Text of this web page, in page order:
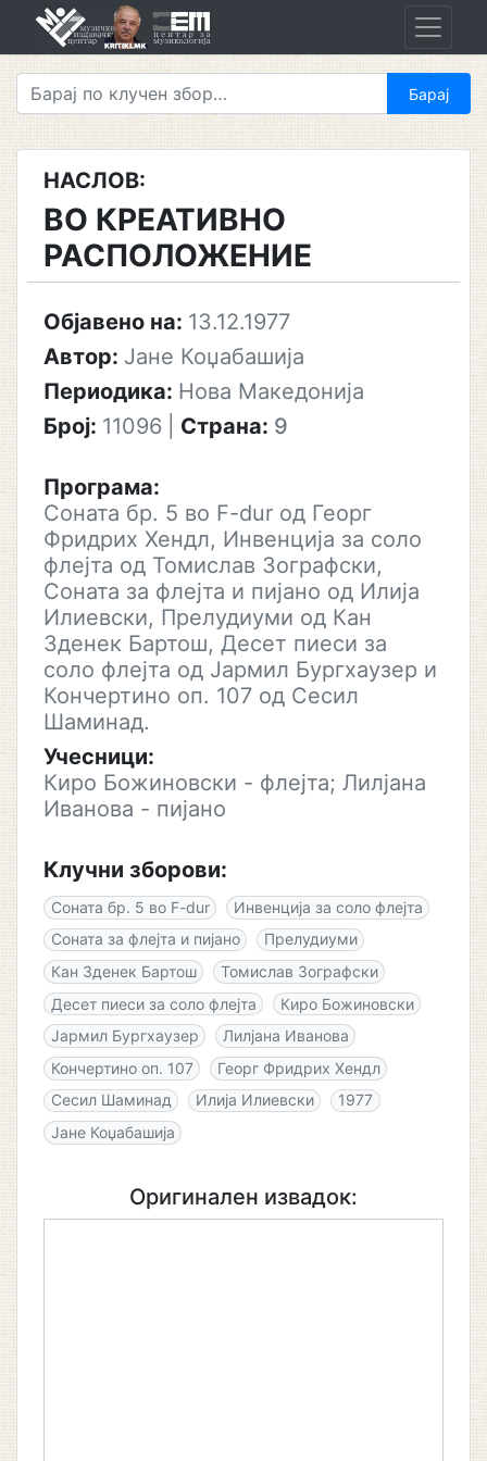
НАСЛОВ:
ВО КРЕАТИВНО
РАСПОЛОЖЕНИЕ
Објавено на: 13.12.1977
Автор: Јане Коџабашија
Периодика: Нова Македонија
Број: 11096 Страна: 9
Програма:
Соната бр. 5 во F-dur од Георг
Фридрих Хендл, Инвенција за соло
флејта од Томислав Зографски,
Соната за флејта и пијано од Илија
Илиевски, Прелудиуми од Кан
Зденек Бартош, Десет пиеси за
соло флејта од Јармил Бургхаузер и
Кончертино оп. 107 од Сесил
Шаминад.
Учесници:
Киро Божиновски - флејта; Лилјана
Иванова - пијано
Клучни зборови:
Соната бр. 5 во F-dur
Инвенција за соло флејта
Соната за флејта и пијано
Прелудиуми
Кан Зденек Бартош
Томислав Зографски
Десет пиеси за соло флејта
Киро Божиновски
Јармил Бургхаузер
Лилјана Иванова
Кончертино оп. 107
Георг Фридрих Хендл
Сесил Шаминад
Илија Илиевски
1977
Јане Коџабашија
Оригинален извадок: